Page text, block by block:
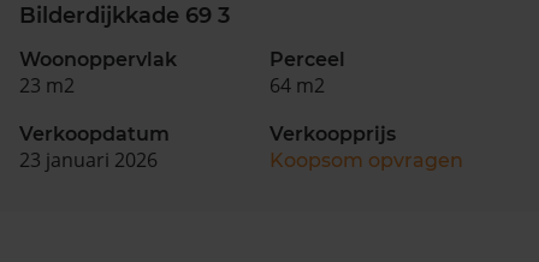
Bilderdijkkade 69 3
Woonoppervlak
23 m2
Perceel
64 m2
Verkoopdatum
23 januari 2026
Verkoopprijs
Koopsom opvragen